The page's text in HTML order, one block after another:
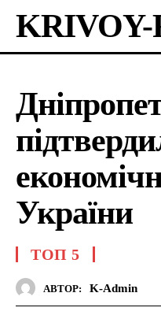
KRIVOY-
України
ТОП 5
АВТОР: K-Admin